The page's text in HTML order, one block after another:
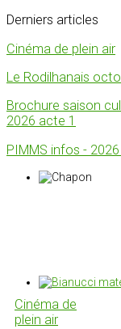
Derniers articles
Cinéma de plein air
Le Rodilhanais
Brochure saison
2026 acte 1
PIMMS infos - 2026
Cinéma de
plein air